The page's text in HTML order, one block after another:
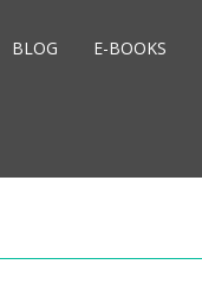
BLOG E-BOOKS